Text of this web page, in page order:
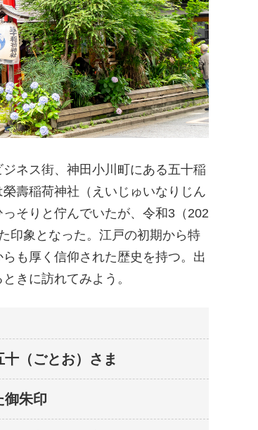
ネス街、神田小川町にある五十稲
壽稲荷神社（えいじゅいなりじん
そりと佇んでいたが、令和3（202
印象となった。江戸の初期から特
も厚く信仰された歴史を持つ。出
きに訪れてみよう。
（ごとお）さま
御朱印